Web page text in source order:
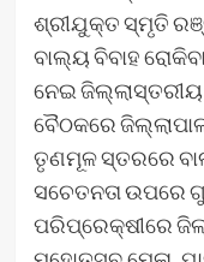
ଶ୍ରୀଯୁକ୍ତ ସ୍ମୃତି
ବାଲ୍ୟ ବିବାହ
ନେଇ
ବୈଠକରେ
ତୃଣମୂଳ ସ୍ତରରେ
ସଚେତନତା ଉପରେ
ପରିପ୍ରେକ୍ଷୀରେ